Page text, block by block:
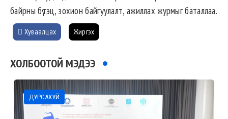
байрны бүтэц, зохион байгуулалт, ажиллах журмыг баталлаа.
Хуваалцах Жиргэх
ХОЛБООТОЙ МЭДЭЭ
ДУРСАХУЙ